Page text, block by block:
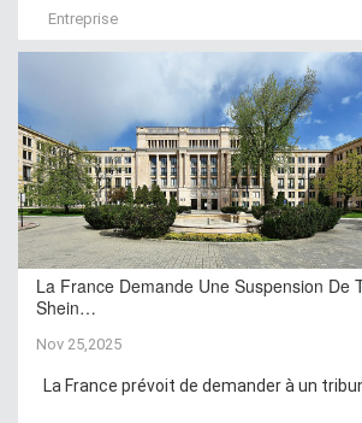
Entreprise
La France Demande Une Suspension De
Shein…
Nov 25,2025
La France prévoit de demander à un